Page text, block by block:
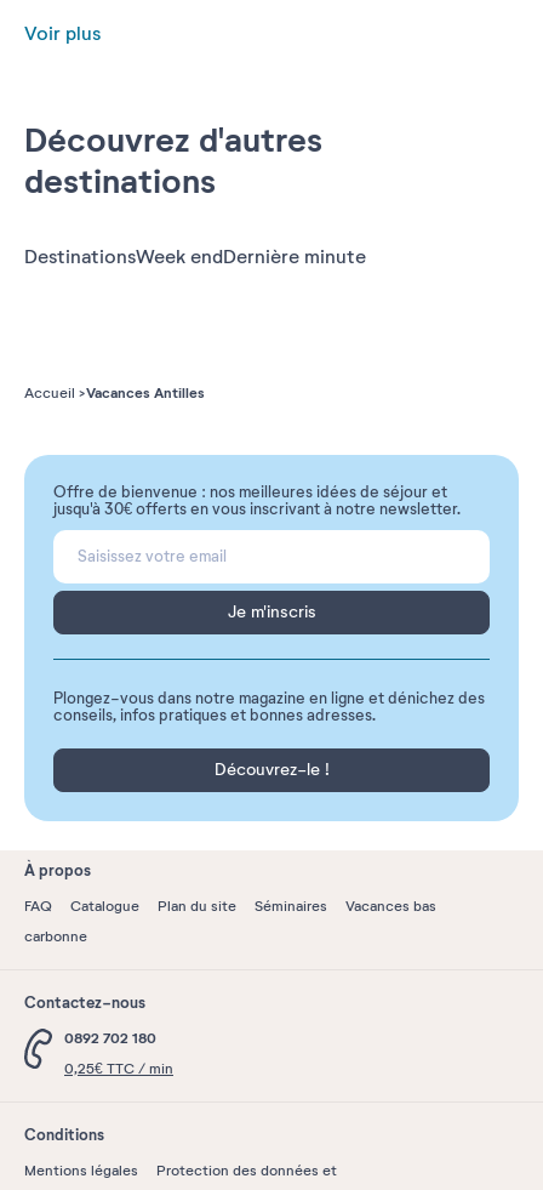
Voir plus
Découvrez d'autres
destinations
DestinationsWeek endDernière minute
Accueil Vacances Antilles
Offre de bienvenue : nos meilleures idées de séjour et
jusqu'à 30€ offerts en vous inscrivant à notre newsletter.
Je m'inscris
Plongez-vous dans notre magazine en ligne et dénichez des
conseils, infos pratiques et bonnes adresses.
Découvrez-le !
À propos
FAQ Catalogue Plan du site Séminaires
Vacances bas
carbonne
Contactez-nous
0892 702 180
0,25€ TTC / min
Conditions
Mentions légales
Protection des données et